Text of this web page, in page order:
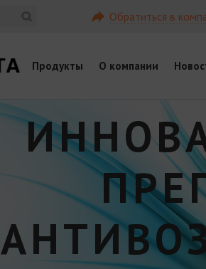
Обратиться в
Продукты О компании